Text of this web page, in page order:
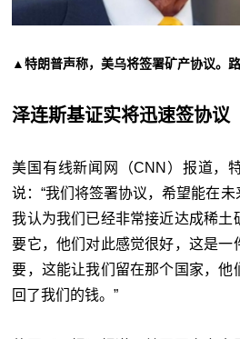
▲特朗普声称，美乌将签署矿产协议。
泽连斯基证实将迅速签协议
美国有线新闻网（CNN）报道，
说：“我们将签署协议，希望能在未
我认为我们已经非常接近达成稀土
要它，他们对此感觉很好，这是一
要，这能让我们留在那个国家，他
回了我们的钱。”